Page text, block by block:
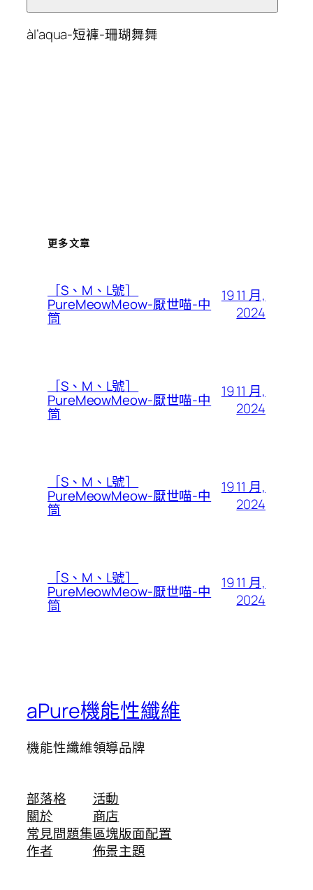
àl’aqua-短褲-珊瑚舞舞
更多文章
［S、M、L號］
PureMeowMeow-厭世喵-中
筒
19 11 月,
2024
［S、M、L號］
PureMeowMeow-厭世喵-中
筒
19 11 月,
2024
［S、M、L號］
PureMeowMeow-厭世喵-中
筒
19 11 月,
2024
［S、M、L號］
PureMeowMeow-厭世喵-中
筒
19 11 月,
2024
aPure機能性纖維
機能性纖維領導品牌
部落格
關於
常見問題集
作者
活動
商店
區塊版面配置
佈景主題